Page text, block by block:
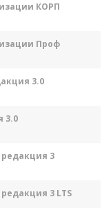
КОРП
Проф
3.0
3.0
3
3 LTS